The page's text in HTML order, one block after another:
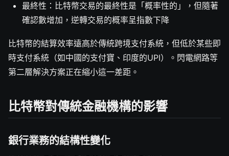
最終性：比特幣交易的最終性是「概率性的」，但隨著
確認數增加，逆轉交易的概率呈指數下降
比特幣的結算效率遠高於傳統跨境支付系統，但低於某些即
時支付系統（如中國的支付寶、印度的UPI）。閃電網路等
第二層解決方案正在縮小這一差距。
比特幣對傳統金融機構的影響
銀行業務的結構性變化